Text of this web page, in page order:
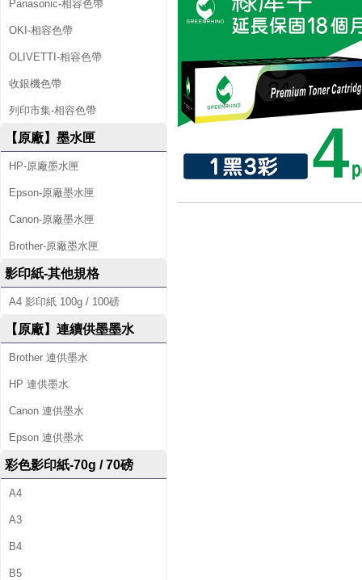
Panasonic-相容色帶
OKI-相容色帶
OLIVETTI-相容色帶
收銀機色帶
列印市集-相容色帶
【原廠】墨水匣
HP-原廠墨水匣
Epson-原廠墨水匣
Canon-原廠墨水匣
Brother-原廠墨水匣
影印紙-其他規格
A4 影印紙 100g / 100磅
【原廠】連續供墨墨水
Brother 連供墨水
HP 連供墨水
Canon 連供墨水
Epson 連供墨水
彩色影印紙-70g / 70磅
A4
A3
B4
B5